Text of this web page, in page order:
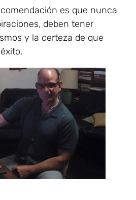
es que nunca
deben tener
y la certeza de que